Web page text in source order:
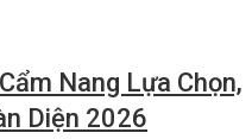
Nang Lựa Chọn,
Diện 2026